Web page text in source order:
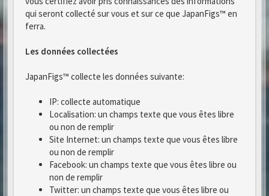
qui seront collecté sur vous et sur ce que JapanFigs™ en
ferra.
Les données collectées
JapanFigs™ collecte les données suivante:
IP: collecte automatique
Localisation: un champs texte que vous êtes libre
ou non de remplir
Site Internet: un champs texte que vous êtes libre
ou non de remplir
Facebook: un champs texte que vous êtes libre ou
non de remplir
Twitter: un champs texte que vous êtes libre ou